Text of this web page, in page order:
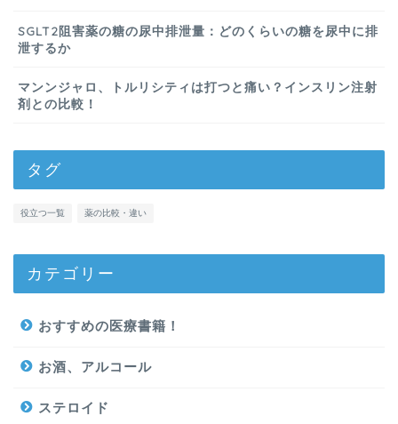
SGLT2阻害薬の糖の尿中排泄量：どのくらいの糖を尿中に排
泄するか
マンンジャロ、トルリシティは打つと痛い？インスリン注射
剤との比較！
タグ
役立つ一覧 薬の比較・違い
カテゴリー
おすすめの医療書籍！
お酒、アルコール
ステロイド